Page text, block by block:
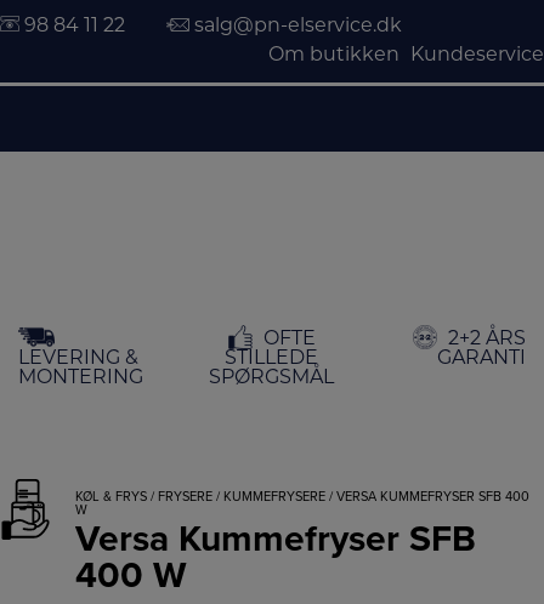
indholdet
98 84 11 22
salg@pn-elservice.dk
Om butikken
Kundeservice
LEVERING &
MONTERING
OFTE
STILLEDE
SPØRGSMÅL
2+2 ÅRS
GARANTI
KØL & FRYS / FRYSERE / KUMMEFRYSERE / VERSA KUMMEFRYSER SFB 400
W
Versa Kummefryser SFB
400 W